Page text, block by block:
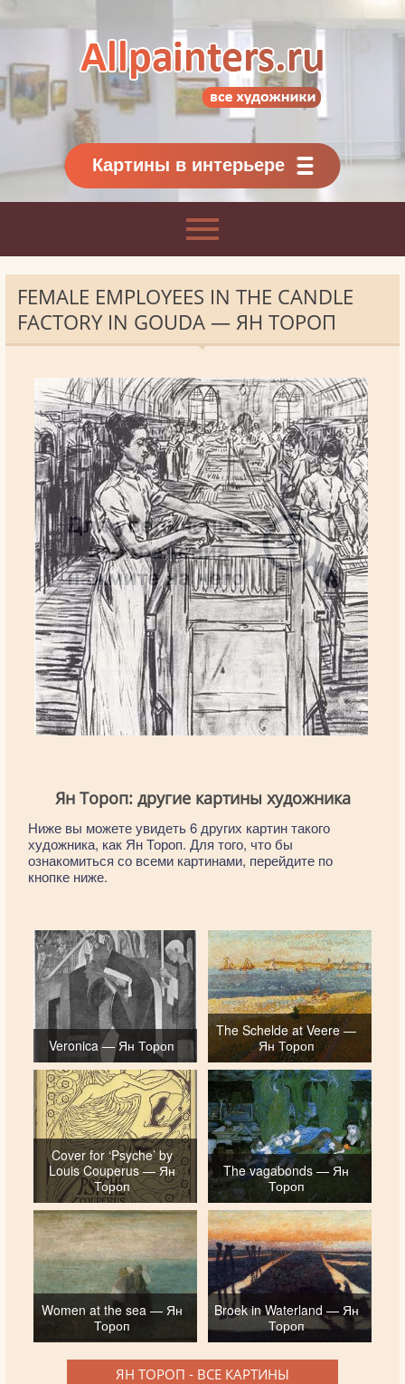
Картины классиков
и современников
Картины в интерьере
FEMALE EMPLOYEES IN THE CANDLE
FACTORY IN GOUDA — ЯН ТОРОП
Ян Тороп: другие картины художника
Ниже вы можете увидеть 6 других картин такого
художника, как Ян Тороп. Для того, что бы
ознакомиться со всеми картинами, перейдите по
кнопке ниже.
Veronica — Ян Тороп
The Schelde at Veere —
Ян Тороп
Cover for ‘Psyche’ by
Louis Couperus — Ян
Тороп
The vagabonds — Ян
Тороп
Women at the sea — Ян
Тороп
Broek in Waterland — Ян
Тороп
ЯН ТОРОП - ВСЕ КАРТИНЫ